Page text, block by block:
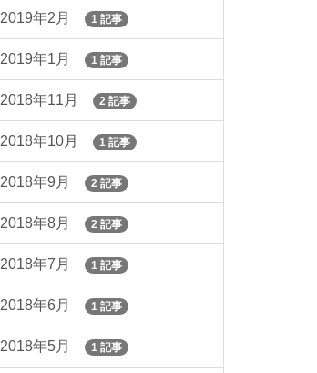
2019年2月 1 記事
2019年1月 1 記事
2018年11月 2 記事
2018年10月 1 記事
2018年9月 2 記事
2018年8月 2 記事
2018年7月 1 記事
2018年6月 1 記事
2018年5月 1 記事